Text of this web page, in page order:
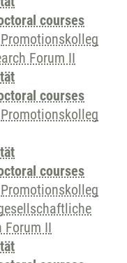
courses
Promotionskolleg
Forum II
courses
Promotionskolleg
courses
Promotionskolleg
Forum II